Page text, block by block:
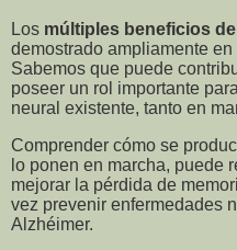
Los múltiples beneficios
demostrado ampliamente
Sabemos que puede
poseer un rol importante
neural existente, tanto en
Comprender cómo se
lo ponen en marcha, puede
mejorar la pérdida de
vez prevenir enfermedades
Alzhéimer.